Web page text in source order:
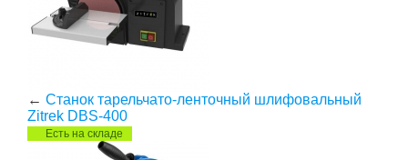
← Станок тарельчато-ленточный шлифовальный
Zitrek DBS-400
Есть на складе